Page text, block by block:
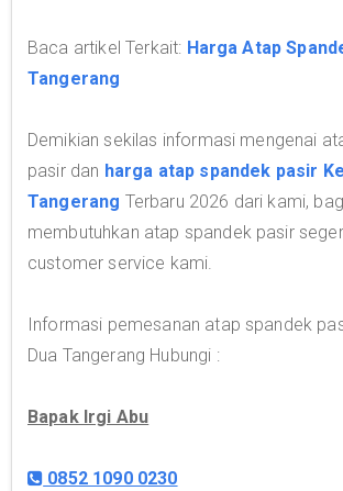
Baca artikel Terkait: Harga Atap
Tangerang
Demikian sekilas informasi mengenai
pasir dan harga atap spandek pasir
Tangerang Terbaru 2026 dari kami,
membutuhkan atap spandek pasir
customer service kami.
Informasi pemesanan atap spandek
Dua Tangerang Hubungi :
Bapak Irgi Abu
0852 1090 0230